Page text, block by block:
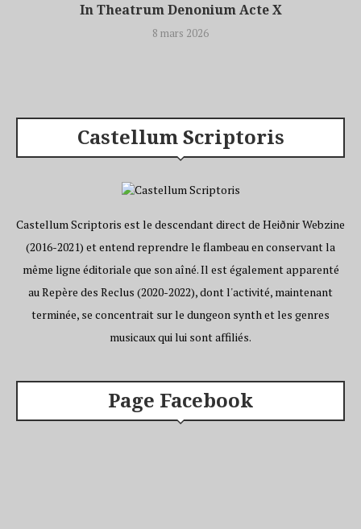
In Theatrum Denonium Acte X
8 mars 2026
Castellum Scriptoris
Castellum Scriptoris est le descendant direct de Heiðnir Webzine
(2016-2021) et entend reprendre le flambeau en conservant la
même ligne éditoriale que son aîné. Il est également apparenté
au Repère des Reclus (2020-2022), dont l'activité, maintenant
terminée, se concentrait sur le dungeon synth et les genres
musicaux qui lui sont affiliés.
Page Facebook